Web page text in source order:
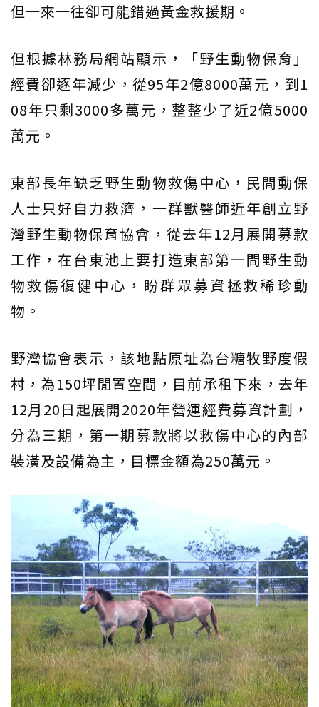
但一來一往卻可能錯過黃金救援期。
但根據林務局網站顯示，「野生動物保育」
經費卻逐年減少，從95年2億8000萬元，到1
08年只剩3000多萬元，整整少了近2億5000
萬元。
東部長年缺乏野生動物救傷中心，民間動保
人士只好自力救濟，一群獸醫師近年創立野
灣野生動物保育協會，從去年12月展開募款
工作，在台東池上要打造東部第一間野生動
物救傷復健中心，盼群眾募資拯救稀珍動
物。
野灣協會表示，該地點原址為台糖牧野度假
村，為150坪閒置空間，目前承租下來，去年
12月20日起展開2020年營運經費募資計劃，
分為三期，第一期募款將以救傷中心的內部
裝潢及設備為主，目標金額為250萬元。